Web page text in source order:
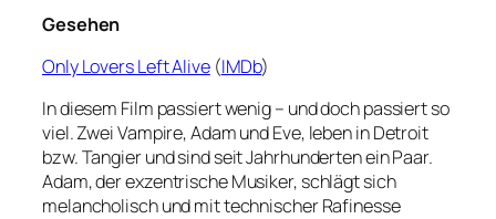
Gesehen
Only Lovers Left Alive(IMDb)
In diesem Film passiert wenig – und doch passiert so
viel. Zwei Vampire, Adam und Eve, leben in Detroit
bzw. Tangier und sind seit Jahrhunderten ein Paar.
Adam, der exzentrische Musiker, schlägt sich
melancholisch und mit technischer Rafinesse